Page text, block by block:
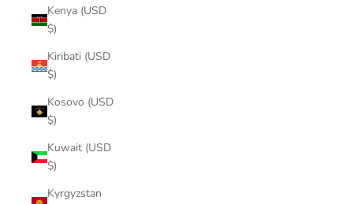
Kenya (USD
$)
Kiribati (USD
$)
Kosovo (USD
$)
Kuwait (USD
$)
Kyrgyzstan